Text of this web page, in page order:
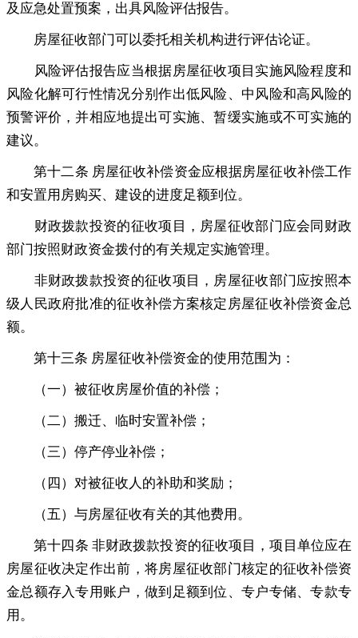
及应急处置预案 ， 出具风险评估报告。
房屋征收部门可以委托相关机构进行评估论证。
风险评估报告应当根据房屋征收项目实施风险程度和
风险化解可行性情况分别作出低风险、中风险和高风险的
预警评价 ， 并相应地提出可实施、暂缓实施或不可实施的
建议。
第十二条 房屋征收补偿资金应根据房屋征收补偿工作
和安置用房购买、建设的进度足额到位。
财政拨款投资的征收项目 ， 房屋征收部门应会同财政
部门按照财政资金拨付的有关规定实施管理。
非财政拨款投资的征收项目 ， 房屋征收部门应按照本
级人民政府批准的征收补偿方案核定房屋征收补偿资金总
额。
第十三条 房屋征收补偿资金的使用范围为：
（一）被征收房屋价值的补偿 ；
（二）搬迁、临时安置补偿 ；
（三）停产停业补偿 ；
（四）对被征收人的补助和奖励 ；
（五）与房屋征收有关的其他费用 。
第十四条 非财政拨款投资的征收项目 ，项目单位应在
房屋征收决定作出前，将房屋征收部门核定的征收补偿资
金总额存入专用账户 ， 做到足额到位、专户专储、专款专
用。